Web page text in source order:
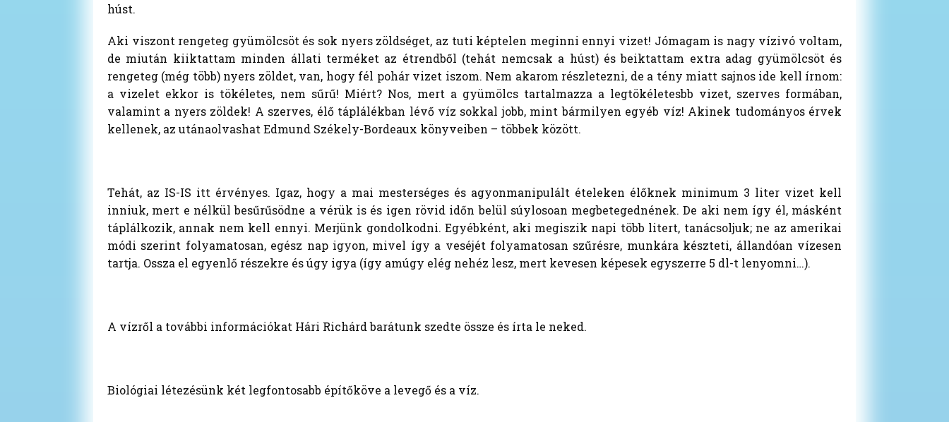
húst.
Aki viszont rengeteg gyümölcsöt és sok nyers zöldséget, az tuti képtelen meginni ennyi vizet! Jómagam is nagy vízivó voltam,
de miután kiiktattam minden állati terméket az étrendből (tehát nemcsak a húst) és beiktattam extra adag gyümölcsöt és
rengeteg (még több) nyers zöldet, van, hogy fél pohár vizet iszom. Nem akarom részletezni, de a tény miatt sajnos ide kell írnom:
a vizelet ekkor is tökéletes, nem sűrű! Miért? Nos, mert a gyümölcs tartalmazza a legtökéletesbb vizet, szerves formában,
valamint a nyers zöldek! A szerves, élő táplálékban lévő víz sokkal jobb, mint bármilyen egyéb víz! Akinek tudományos érvek
kellenek, az utánaolvashat Edmund Székely-Bordeaux könyveiben – többek között.
Tehát, az IS-IS itt érvényes. Igaz, hogy a mai mesterséges és agyonmanipulált ételeken élőknek minimum 3 liter vizet kell
inniuk, mert e nélkül besűrűsödne a vérük is és igen rövid időn belül súylosoan megbetegednének. De aki nem így él, másként
táplálkozik, annak nem kell ennyi. Merjünk gondolkodni. Egyébként, aki megiszik napi több litert, tanácsoljuk; ne az amerikai
módi szerint folyamatosan, egész nap igyon, mivel így a veséjét folyamatosan szűrésre, munkára készteti, állandóan vízesen
tartja. Ossza el egyenlő részekre és úgy igya (így amúgy elég nehéz lesz, mert kevesen képesek egyszerre 5 dl-t lenyomni…).
A vízről a további információkat Hári Richárd barátunk szedte össze és írta le neked.
Biológiai létezésünk két legfontosabb építőköve a levegő és a víz.